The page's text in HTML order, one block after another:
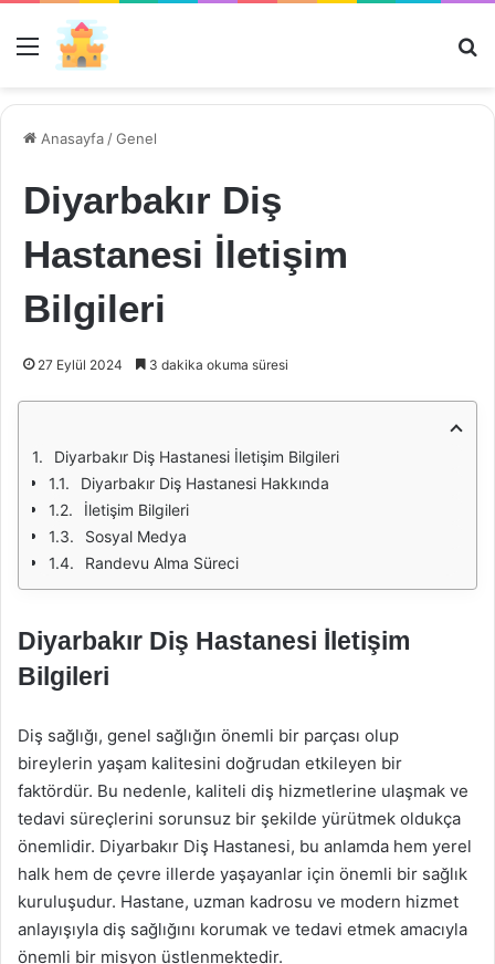
Menü
Anasayfa /Genel
Diyarbakır Diş
Hastanesi İletişim
Bilgileri
27 Eylül 2024 3 dakika okuma süresi
Diyarbakır Diş Hastanesi İletişim Bilgileri
Diyarbakır Diş Hastanesi Hakkında
İletişim Bilgileri
Sosyal Medya
Randevu Alma Süreci
Diyarbakır Diş Hastanesi İletişim
Bilgileri
Diş sağlığı, genel sağlığın önemli bir parçası olup
bireylerin yaşam kalitesini doğrudan etkileyen bir
faktördür. Bu nedenle, kaliteli diş hizmetlerine ulaşmak ve
tedavi süreçlerini sorunsuz bir şekilde yürütmek oldukça
önemlidir. Diyarbakır Diş Hastanesi, bu anlamda hem yerel
halk hem de çevre illerde yaşayanlar için önemli bir sağlık
kuruluşudur. Hastane, uzman kadrosu ve modern hizmet
anlayışıyla diş sağlığını korumak ve tedavi etmek amacıyla
önemli bir misyon üstlenmektedir.